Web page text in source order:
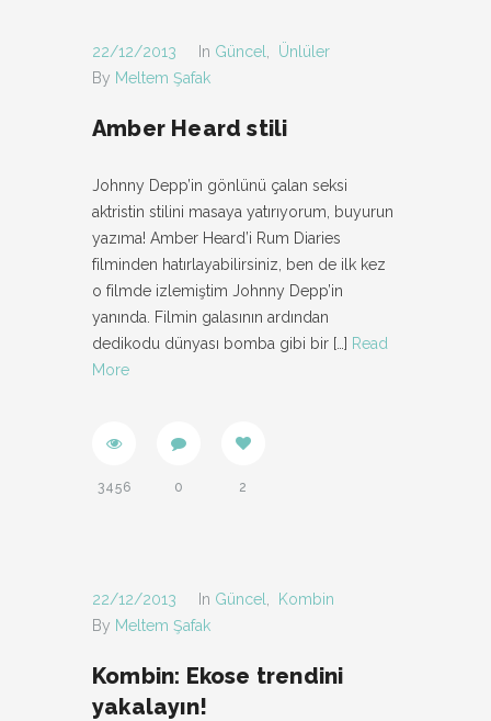
22/12/2013 In Güncel
Ünlüler
By Meltem Şafak
Amber Heard stili
Johnny Depp’in gönlünü çalan seksi
aktristin stilini masaya yatırıyorum, buyurun
yazıma! Amber Heard’i Rum Diaries
filminden hatırlayabilirsiniz, ben de ilk kez
o filmde izlemiştim Johnny Depp’in
yanında. Filmin galasının ardından
dedikodu dünyası bomba gibi bir […] Read
More
3456 0 2
22/12/2013 In Güncel
Kombin
By Meltem Şafak
Kombin: Ekose trendini
yakalayın!